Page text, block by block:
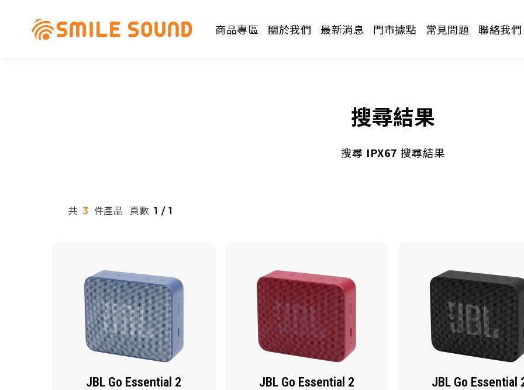
商品專區 關於我們 最新消息 門市據點 常見問題 聯絡我們
搜尋結果
搜尋 IPX67 搜尋結果
共 3 件產品 頁數 1 / 1
JBL Go Essential 2 JBL Go Essential 2 JBL Go Essential